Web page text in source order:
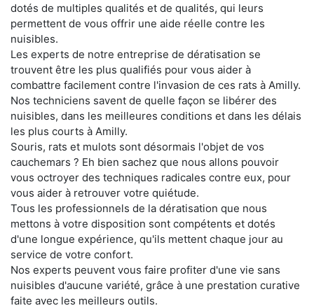
dotés de multiples qualités et de qualités, qui leurs
permettent de vous offrir une aide réelle contre les
nuisibles.
Les experts de notre entreprise de dératisation se
trouvent être les plus qualifiés pour vous aider à
combattre facilement contre l'invasion de ces rats à Amilly.
Nos techniciens savent de quelle façon se libérer des
nuisibles, dans les meilleures conditions et dans les délais
les plus courts à Amilly.
Souris, rats et mulots sont désormais l'objet de vos
cauchemars ? Eh bien sachez que nous allons pouvoir
vous octroyer des techniques radicales contre eux, pour
vous aider à retrouver votre quiétude.
Tous les professionnels de la dératisation que nous
mettons à votre disposition sont compétents et dotés
d'une longue expérience, qu'ils mettent chaque jour au
service de votre confort.
Nos experts peuvent vous faire profiter d'une vie sans
nuisibles d'aucune variété, grâce à une prestation curative
faite avec les meilleurs outils.